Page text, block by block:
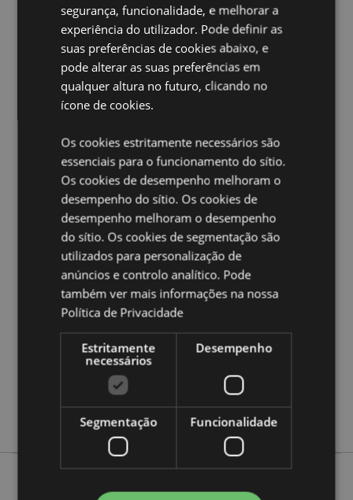
Descrição do Produto
Porta-moedas mini Adoramals Oceano
Material:Velboa (tecido de pelúcia macio e
resistente), Metal (aço)
Ampliar informação:
Quer saber mais acerca de comprar na Puckator?
a nossaGuia de informação para o cliente.
Caracteristicas do Produto
Altura 10.5-11.5cm Largura 11cm Profundidade
5055071792694
240
0.033000
Não
Adoramals
segurança, funcionalidade, e melhorar a
experiência do utilizador. Pode definir as
suas preferências de cookies abaixo, e
pode alterar as suas preferências em
qualquer altura no futuro, clicando no
ícone de cookies.
Os cookies estritamente necessários são
essenciais para o funcionamento do sítio.
Os cookies de desempenho melhoram o
desempenho do sítio. Os cookies de
desempenho melhoram o desempenho
do sítio. Os cookies de segmentação são
utilizados para personalização de
anúncios e controlo analítico. Pode
também ver mais informações na nossa
Política de Privacidade
Estritamente
necessários
Desempenho
Segmentação Funcionalidade